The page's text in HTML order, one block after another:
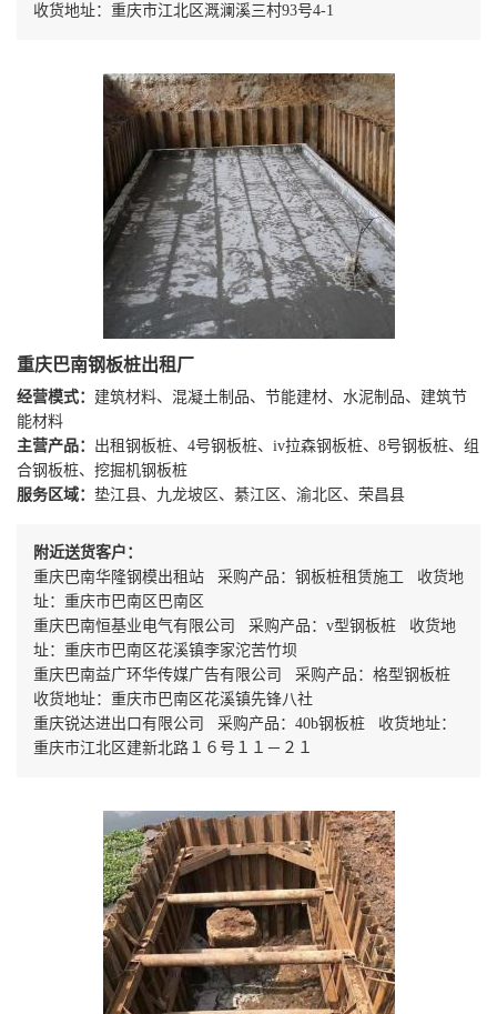
收货地址：重庆市江北区溉澜溪三村93号4-1
重庆巴南钢板桩出租厂
经营模式： 建筑材料、混凝土制品、节能建材、水泥制品、建筑节
能材料
主营产品： 出租钢板桩、4号钢板桩、iv拉森钢板桩、8号钢板桩、组
合钢板桩、挖掘机钢板桩
服务区域： 垫江县、九龙坡区、綦江区、渝北区、荣昌县
附近送货客户：
重庆巴南华隆钢模出租站 采购产品：钢板桩租赁施工 收货地
址：重庆市巴南区巴南区
重庆巴南恒基业电气有限公司 采购产品：v型钢板桩 收货地
址：重庆市巴南区花溪镇李家沱苦竹坝
重庆巴南益广环华传媒广告有限公司 采购产品：格型钢板桩
收货地址：重庆市巴南区花溪镇先锋八社
重庆锐达进出口有限公司 采购产品：40b钢板桩 收货地址：
重庆市江北区建新北路１６号１１－２１